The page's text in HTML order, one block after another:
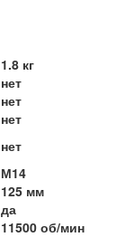
1.8 кг
нет
нет
нет
нет
М14
125 мм
да
11500 об/мин